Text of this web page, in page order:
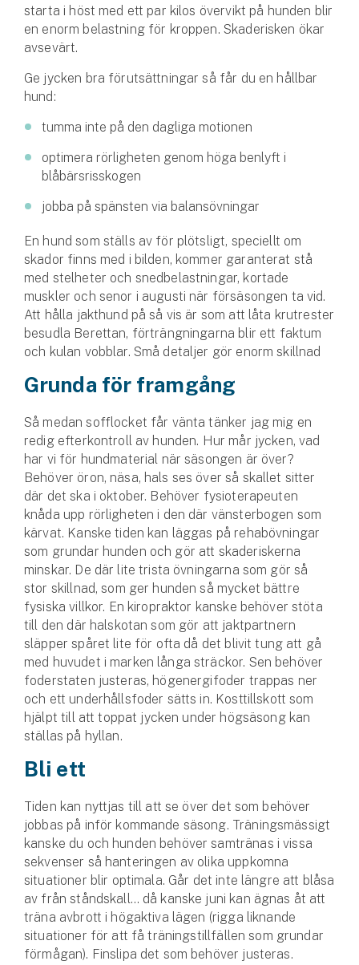
Släpvagnsförsäkring
Drönarförsäkring
För förmedlare
Försäkring via förmedlare
Se alla försäkringar
starta i höst med ett par kilos övervikt på hunden blir
en enorm belastning för kroppen. Skaderisken ökar
avsevärt.
Ge jycken bra förutsättningar så får du en hållbar
hund:
tumma inte på den dagliga motionen
optimera rörligheten genom höga benlyft i
blåbärsrisskogen
jobba på spänsten via balansövningar
En hund som ställs av för plötsligt, speciellt om
skador finns med i bilden, kommer garanterat stå
med stelheter och snedbelastningar, kortade
muskler och senor i augusti när försäsongen ta vid.
Att hålla jakthund på så vis är som att låta krutrester
besudla Berettan, förträngningarna blir ett faktum
och kulan vobblar. Små detaljer gör enorm skillnad
Grunda för framgång
Så medan sofflocket får vänta tänker jag mig en
redig efterkontroll av hunden. Hur mår jycken, vad
har vi för hundmaterial när säsongen är över?
Behöver öron, näsa, hals ses över så skallet sitter
där det ska i oktober. Behöver fysioterapeuten
knåda upp rörligheten i den där vänsterbogen som
kärvat. Kanske tiden kan läggas på rehabövningar
som grundar hunden och gör att skaderiskerna
minskar. De där lite trista övningarna som gör så
stor skillnad, som ger hunden så mycket bättre
fysiska villkor. En kiropraktor kanske behöver stöta
till den där halskotan som gör att jaktpartnern
släpper spåret lite för ofta då det blivit tung att gå
med huvudet i marken långa sträckor. Sen behöver
foderstaten justeras, högenergifoder trappas ner
och ett underhållsfoder sätts in. Kosttillskott som
hjälpt till att toppat jycken under högsäsong kan
ställas på hyllan.
Bli ett
Tiden kan nyttjas till att se över det som behöver
jobbas på inför kommande säsong. Träningsmässigt
kanske du och hunden behöver samtränas i vissa
sekvenser så hanteringen av olika uppkomna
situationer blir optimala. Går det inte längre att blåsa
av från ståndskall… då kanske juni kan ägnas åt att
träna avbrott i högaktiva lägen (rigga liknande
situationer för att få träningstillfällen som grundar
förmågan). Finslipa det som behöver justeras.